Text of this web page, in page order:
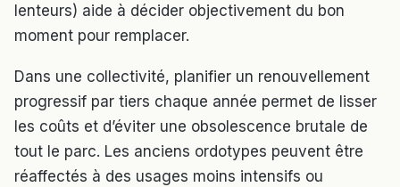
lenteurs) aide à décider objectivement du bon
moment pour remplacer.
Dans une collectivité, planifier un renouvellement
progressif par tiers chaque année permet de lisser
les coûts et d’éviter une obsolescence brutale de
tout le parc. Les anciens ordotypes peuvent être
réaffectés à des usages moins intensifs ou